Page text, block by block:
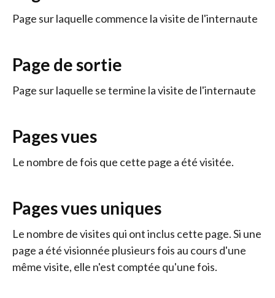
Page sur laquelle commence la visite de l'internaute
Page de sortie
Page sur laquelle se termine la visite de l'internaute
Pages vues
Le nombre de fois que cette page a été visitée.
Pages vues uniques
Le nombre de visites qui ont inclus cette page. Si une
page a été visionnée plusieurs fois au cours d'une
même visite, elle n'est comptée qu'une fois.